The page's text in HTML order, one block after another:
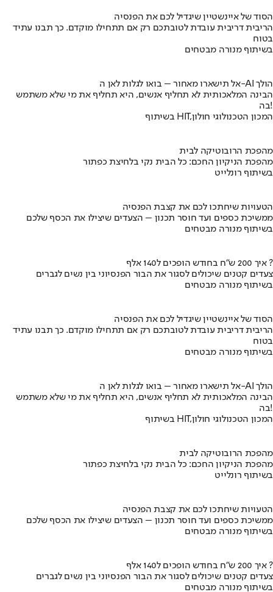
הסוד של איינשטיין שיגדיל לכם את הפנסיה
הריבית דריבית עובדת לטובתכם רק אם תתחילו מוקדם. כך תבנו עתיד
בטוח
בשיתוף מנורה מבטחים
אל תישארו מאחור – בואו לגלות לאן ה-AI הולך
הבינה המלאכותית לא תחליף אנשים, היא תחליף את מי שלא משתמש
בה!
בשיתוף HIT,המכון הטכנולוגי חולון
מהפכת הרובוטיקה לבית
מהפכת הניקיון החכם: כל הבית נקי בלחיצת כפתור
בשיתוף רונלייט
הטעויות שיחתכו לכם את קצבת הפנסיה
ממשיכת כספים ועד חוסר תכנון – הצעדים שיצילו את הכסף שלכם
בשיתוף מנורה מבטחים
איך 200 ש"ח בחודש הופכים ל140 אלף ?
צעדים קטנים שיכולים לסגור את הבור הפנסיוני בין נשים לגברים
בשיתוף מנורה מבטחים
הסוד של איינשטיין שיגדיל לכם את הפנסיה
הריבית דריבית עובדת לטובתכם רק אם תתחילו מוקדם. כך תבנו עתיד
בטוח
בשיתוף מנורה מבטחים
אל תישארו מאחור – בואו לגלות לאן ה-AI הולך
הבינה המלאכותית לא תחליף אנשים, היא תחליף את מי שלא משתמש
בה!
בשיתוף HIT,המכון הטכנולוגי חולון
מהפכת הרובוטיקה לבית
מהפכת הניקיון החכם: כל הבית נקי בלחיצת כפתור
בשיתוף רונלייט
הטעויות שיחתכו לכם את קצבת הפנסיה
ממשיכת כספים ועד חוסר תכנון – הצעדים שיצילו את הכסף שלכם
בשיתוף מנורה מבטחים
איך 200 ש"ח בחודש הופכים ל140 אלף ?
צעדים קטנים שיכולים לסגור את הבור הפנסיוני בין נשים לגברים
בשיתוף מנורה מבטחים